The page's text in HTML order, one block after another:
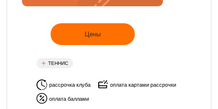
Цены
ТЕННИС
рассрочка клуба оплата картами рассрочки
оплата баллами